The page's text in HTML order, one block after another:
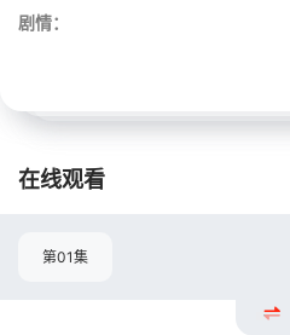
剧情：
在线观看
第01集